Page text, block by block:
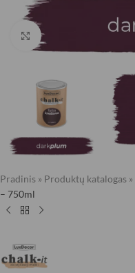
Click to enlarge
Pradinis » Produktų katalogas »
– 750ml